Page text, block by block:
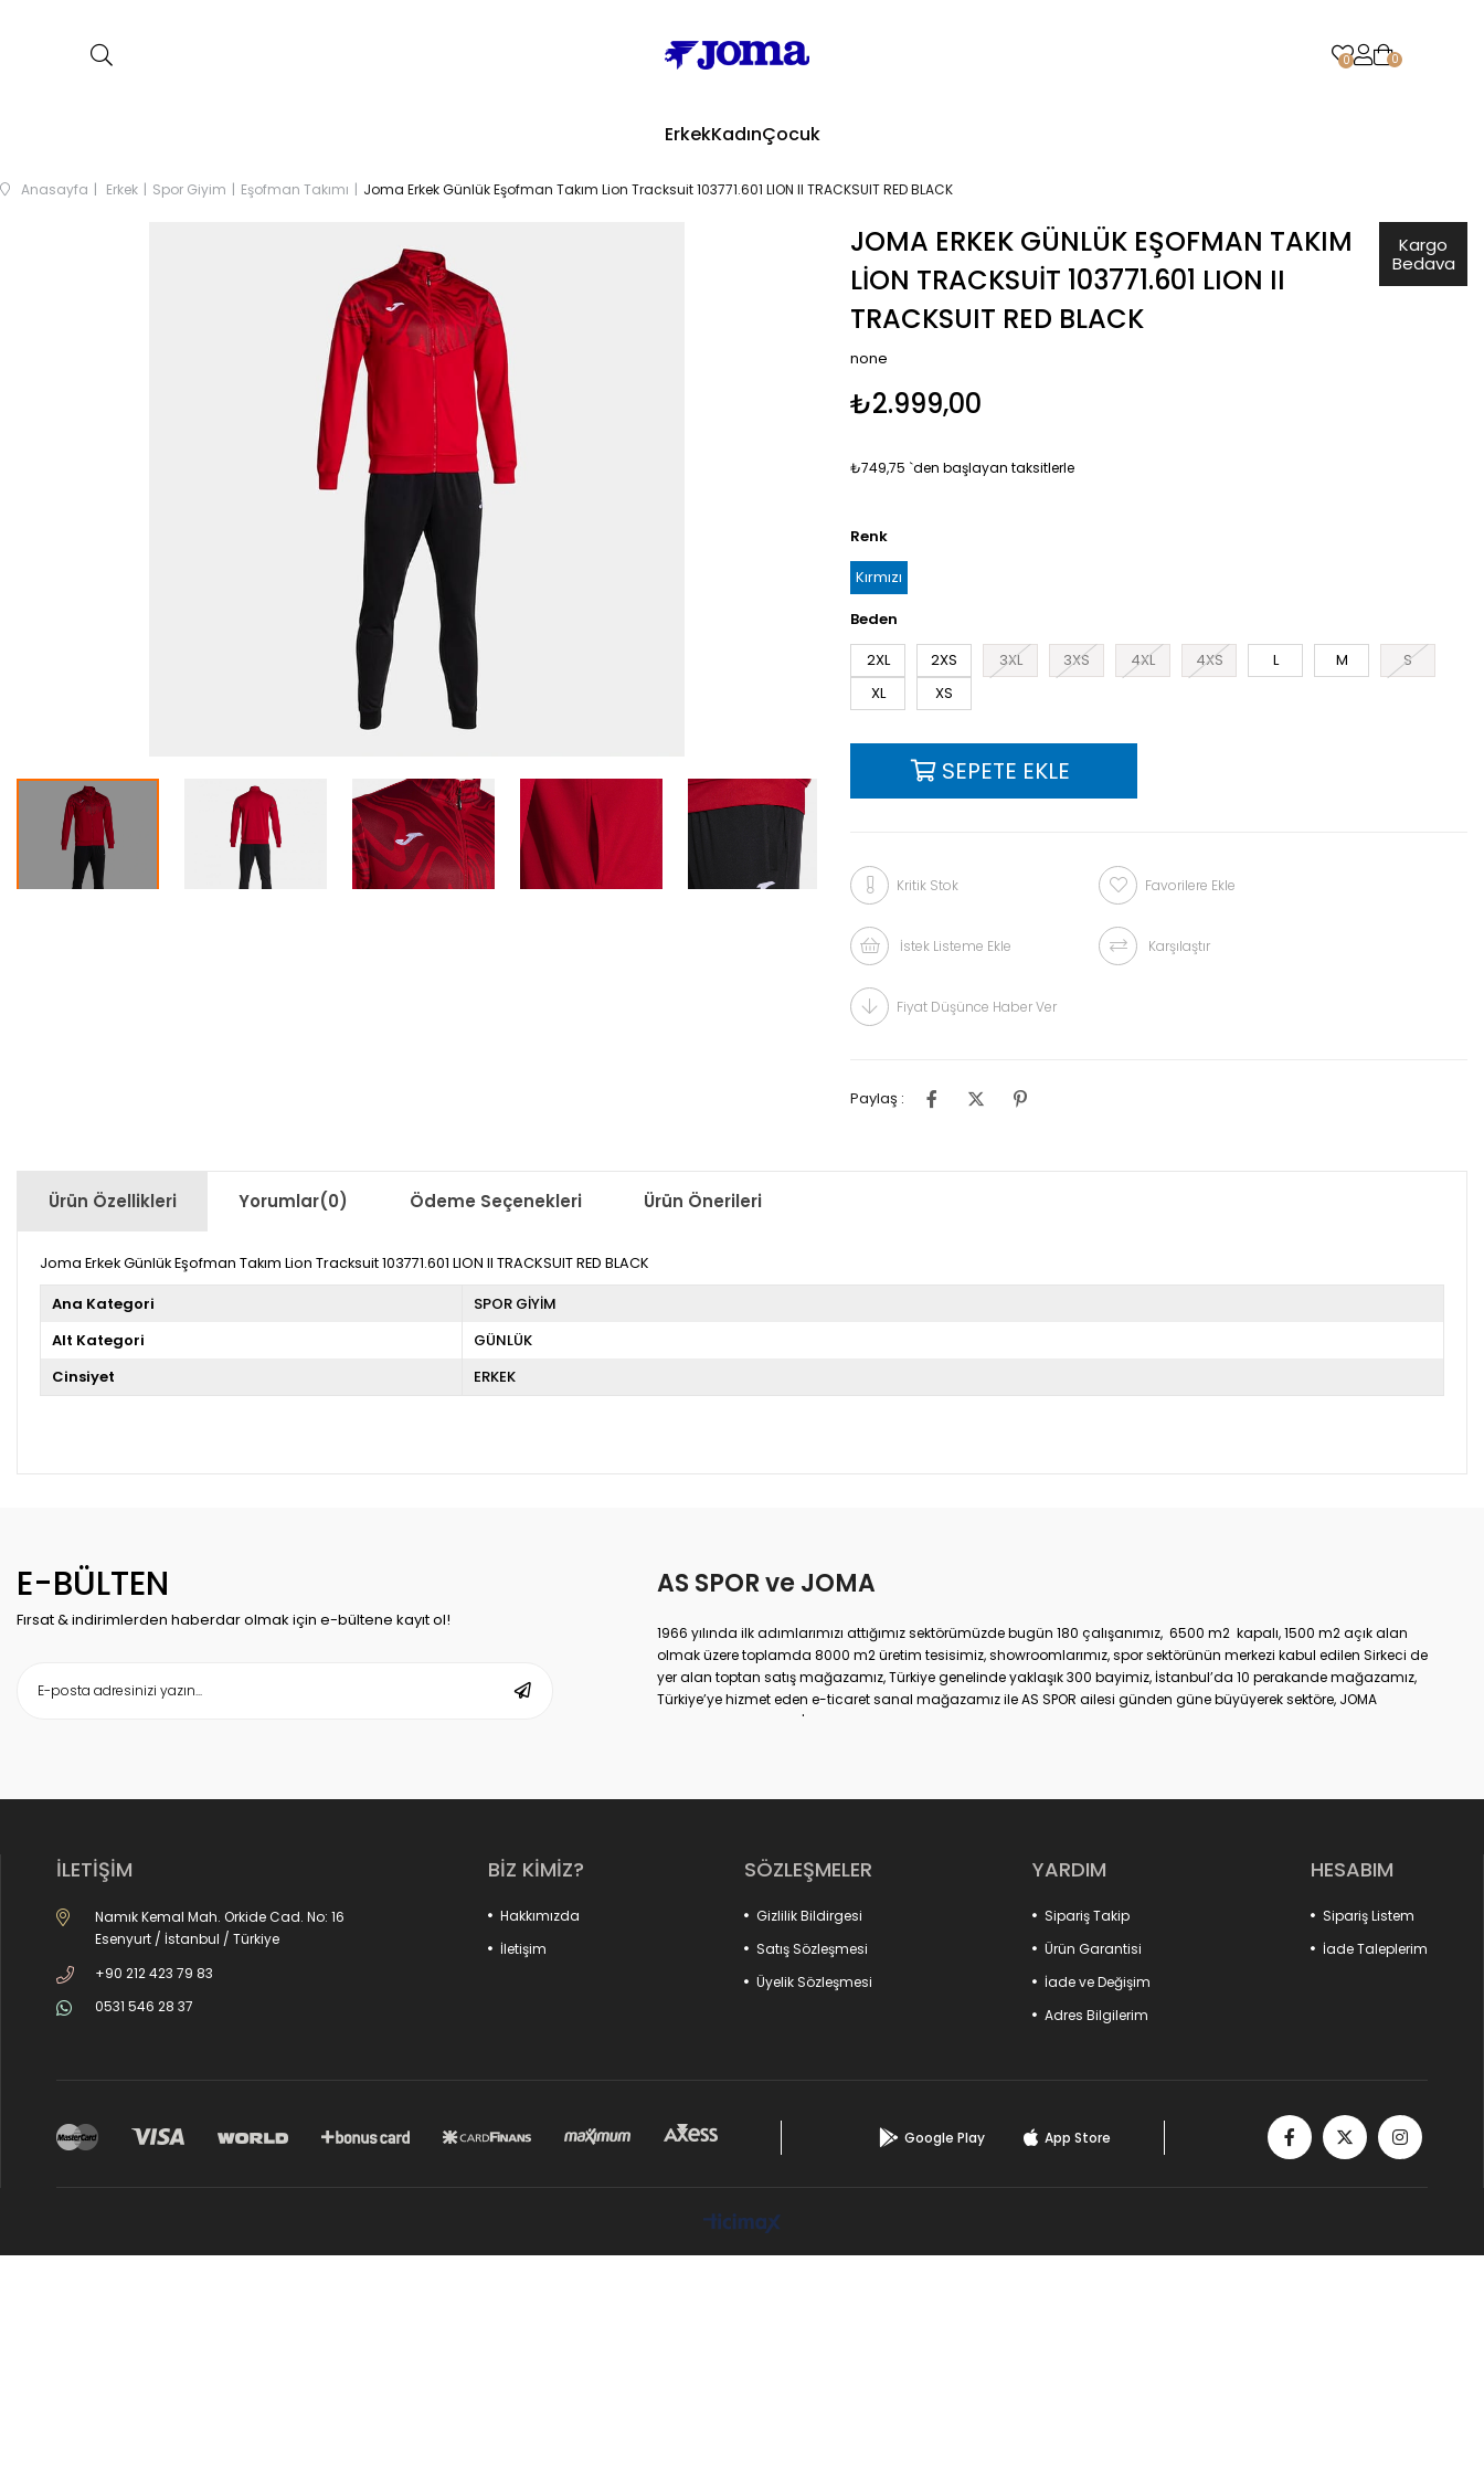
0 0
ErkekKadınÇocuk
Anasayfa Erkek Spor Giyim Eşofman Takımı Joma Erkek Günlük Eşofman Takım Lion Tracksuit 103771.601 LION II TRACKSUIT RED BLACK
JOMA ERKEK GÜNLÜK EŞOFMAN TAKIM
LION TRACKSUIT 103771.601 LION II
TRACKSUIT RED BLACK
none
₺2.999,00
₺749,75 `den başlayan taksitlerle
Kargo
Bedava
Renk
Kırmızı
Beden
2XL
2XS 3XL 3XS 4XL 4XS L M
S
XL
XS
Kritik Stok Favorilere Ekle
İstek Listeme Ekle Karşılaştır
Fiyat Düşünce Haber Ver
Paylaş :
Ürün Özellikleri Yorumlar(0) Ödeme Seçenekleri Ürün Önerileri
Joma Erkek Günlük Eşofman Takım Lion Tracksuit 103771.601 LION II TRACKSUIT RED BLACK
Ana Kategori
SPOR GİYİM
Alt Kategori
GÜNLÜK
Cinsiyet
ERKEK
E-BÜLTEN
Fırsat & indirimlerden haberdar olmak için e-bültene kayıt ol!
AS SPOR ve JOMA
1966 yılında ilk adımlarımızı attığımız sektörümüzde bugün 180 çalışanımız, 6500 m2 kapalı, 1500 m2 açık alan
olmak üzere toplamda 8000 m2 üretim tesisimiz, showroomlarımız, spor sektörünün merkezi kabul edilen Sirkeci de
yer alan toptan satış mağazamız, Türkiye genelinde yaklaşık 300 bayimiz, İstanbul’da 10 perakande mağazamız,
Türkiye’ye hizmet eden e-ticaret sanal mağazamız ile AS SPOR ailesi günden güne büyüyerek sektöre, JOMA
markası ile de Türkiye'de ülkemize hizmet etmektedir.
İLETİŞİM
Namık Kemal Mah. Orkide Cad. No: 16
Esenyurt / İstanbul / Türkiye
+90 212 423 79 83
0531 546 28 37
BİZ KİMİZ?
Hakkımızda
İletişim
SÖZLEŞMELER
Gizlilik Bildirgesi
Satış Sözleşmesi
Üyelik Sözleşmesi
YARDIM
Sipariş Takip
Ürün Garantisi
İade ve Değişim
Adres Bilgilerim
HESABIM
Sipariş Listem
İade Taleplerim
Google Play App Store